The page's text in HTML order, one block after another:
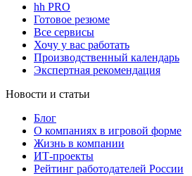
hh PRO
Готовое резюме
Все сервисы
Хочу у вас работать
Производственный календарь
Экспертная рекомендация
Новости и статьи
Блог
О компаниях в игровой форме
Жизнь в компании
ИТ-проекты
Рейтинг работодателей России